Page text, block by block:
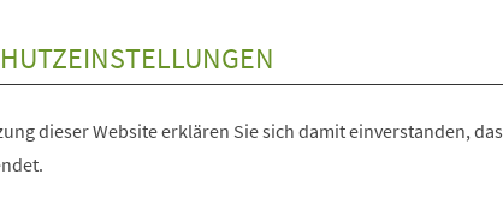
dieser Website erklären Sie sich damit einverstanden,